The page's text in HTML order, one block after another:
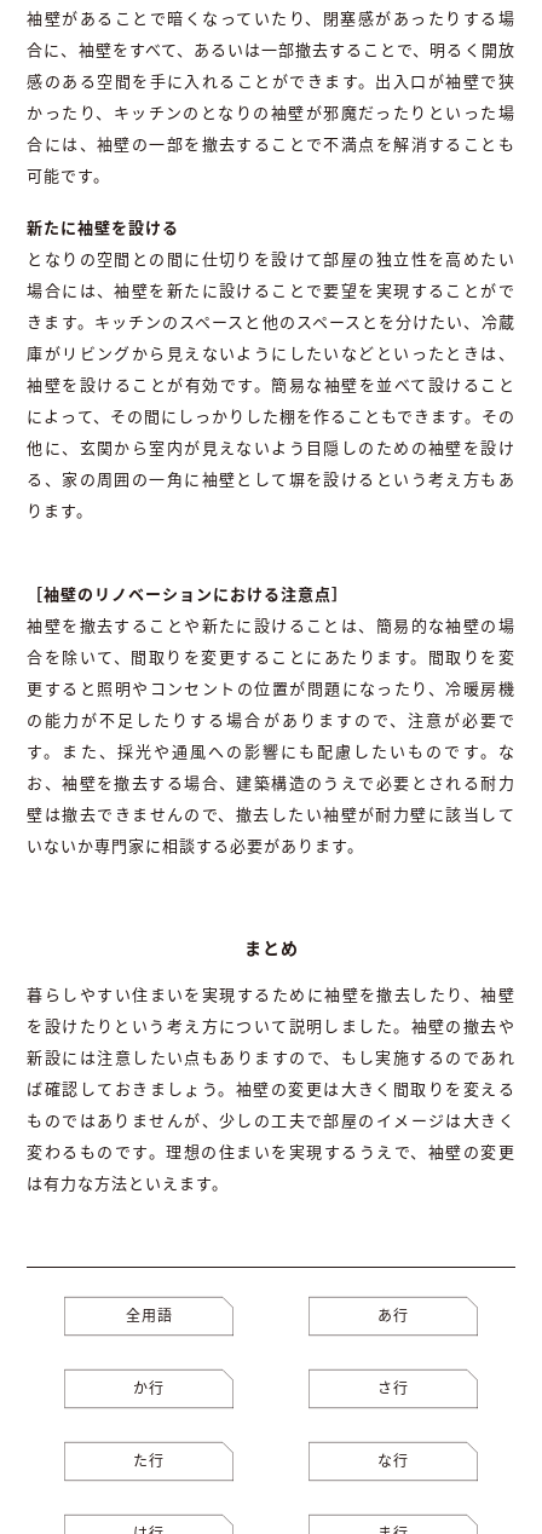
袖壁があることで暗くなっていたり、閉塞感があったりする場
合に、袖壁をすべて、あるいは一部撤去することで、明るく開放
感のある空間を手に入れることができます。出入口が袖壁で狭
かったり、キッチンのとなりの袖壁が邪魔だったりといった場
合には、袖壁の一部を撤去することで不満点を解消することも
可能です。
新たに袖壁を設ける
となりの空間との間に仕切りを設けて部屋の独立性を高めたい
場合には、袖壁を新たに設けることで要望を実現することがで
きます。キッチンのスペースと他のスペースとを分けたい、冷蔵
庫がリビングから見えないようにしたいなどといったときは、
袖壁を設けることが有効です。簡易な袖壁を並べて設けること
によって、その間にしっかりした棚を作ることもできます。その
他に、玄関から室内が見えないよう目隠しのための袖壁を設け
る、家の周囲の一角に袖壁として塀を設けるという考え方もあ
ります。
［袖壁のリノベーションにおける注意点］
袖壁を撤去することや新たに設けることは、簡易的な袖壁の場
合を除いて、間取りを変更することにあたります。間取りを変
更すると照明やコンセントの位置が問題になったり、冷暖房機
の能力が不足したりする場合がありますので、注意が必要で
す。また、採光や通風への影響にも配慮したいものです。な
お、袖壁を撤去する場合、建築構造のうえで必要とされる耐力
壁は撤去できませんので、撤去したい袖壁が耐力壁に該当して
いないか専門家に相談する必要があります。
まとめ
暮らしやすい住まいを実現するために袖壁を撤去したり、袖壁
を設けたりという考え方について説明しました。袖壁の撤去や
新設には注意したい点もありますので、もし実施するのであれ
ば確認しておきましょう。袖壁の変更は大きく間取りを変える
ものではありませんが、少しの工夫で部屋のイメージは大きく
変わるものです。理想の住まいを実現するうえで、袖壁の変更
は有力な方法といえます。
全用語 あ行
か行 さ行
た行 な行